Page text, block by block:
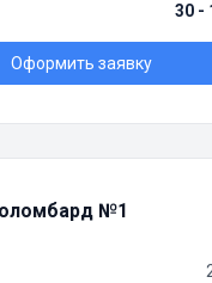
30 -
Оформить заявку
№1